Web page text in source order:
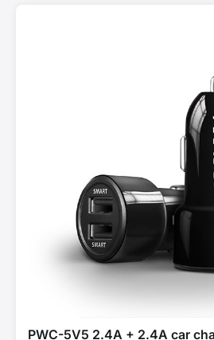
PWC-5V5 2.4A + 2.4A car